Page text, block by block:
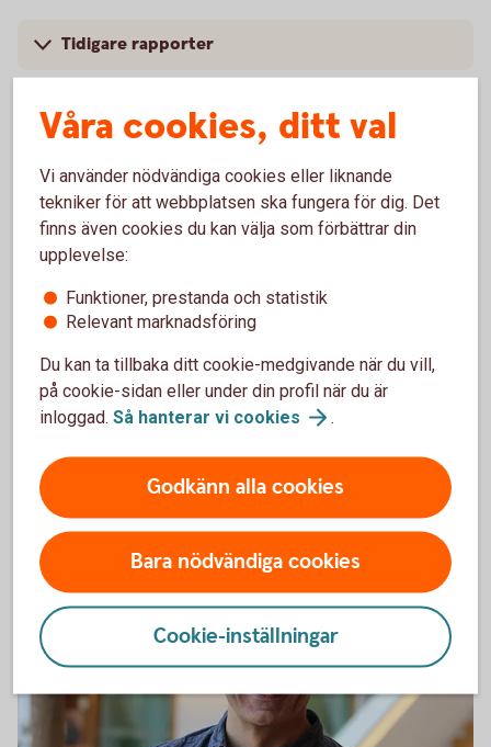
Tidigare rapporter
Temarapport
Köp av nyproducerad bostadsrätt (pdf)
Tidigare temarapporter
Våra cookies, ditt val
Vi använder nödvändiga cookies eller liknande
tekniker för att webbplatsen ska fungera för dig. Det
finns även cookies du kan välja som förbättrar din
upplevelse:
Funktioner, prestanda och statistik
Relevant marknadsföring
Du kan ta tillbaka ditt cookie-medgivande när du vill,
på cookie-sidan eller under din profil när du är
inloggad. Så hanterar vi cookies .
Godkänn alla cookies
Bara nödvändiga cookies
Cookie-inställningar